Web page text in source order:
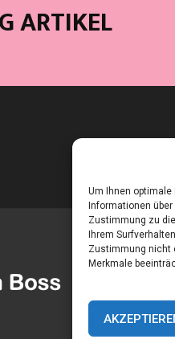
Um Ihnen optimale
Informationen
Zustimmung zu
Ihrem
Zustimmung nicht
Merkmale
ARTIKEL